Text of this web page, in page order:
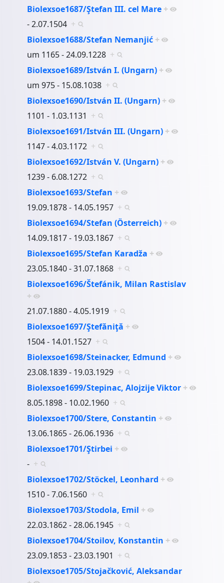
Biolexsoe1687/Ştefan III. cel Mare +
- 2.07.1504 +
Biolexsoe1688/Stefan Nemanjić +
um 1165 - 24.09.1228 +
Biolexsoe1689/István I. (Ungarn) +
um 975 - 15.08.1038 +
Biolexsoe1690/István II. (Ungarn) +
1101 - 1.03.1131 +
Biolexsoe1691/István III. (Ungarn) +
1147 - 4.03.1172 +
Biolexsoe1692/István V. (Ungarn) +
1239 - 6.08.1272 +
Biolexsoe1693/Stefan +
19.09.1878 - 14.05.1957 +
Biolexsoe1694/Stefan (Österreich) +
14.09.1817 - 19.03.1867 +
Biolexsoe1695/Stefan Karadža +
23.05.1840 - 31.07.1868 +
Biolexsoe1696/Štefánik, Milan Rastislav
+
21.07.1880 - 4.05.1919 +
Biolexsoe1697/Ştefăniţă +
1504 - 14.01.1527 +
Biolexsoe1698/Steinacker, Edmund +
23.08.1839 - 19.03.1929 +
Biolexsoe1699/Stepinac, Alojzije Viktor +
8.05.1898 - 10.02.1960 +
Biolexsoe1700/Stere, Constantin +
13.06.1865 - 26.06.1936 +
Biolexsoe1701/Ştirbei +
- +
Biolexsoe1702/Stöckel, Leonhard +
1510 - 7.06.1560 +
Biolexsoe1703/Stodola, Emil +
22.03.1862 - 28.06.1945 +
Biolexsoe1704/Stoilov, Konstantin +
23.09.1853 - 23.03.1901 +
Biolexsoe1705/Stojačković, Aleksandar